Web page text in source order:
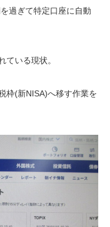
過ぎて特定口座に自動
ている現状。
枠(新NISA)へ移す作業を